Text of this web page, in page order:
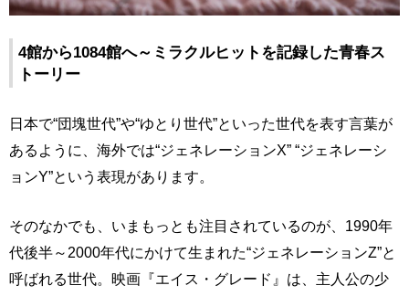
4館から1084館へ～ミラクルヒットを記録した青春ス
トーリー
日本で“団塊世代”や“ゆとり世代”といった世代を表す言葉が
あるように、海外では“ジェネレーションX” “ジェネレーシ
ョンY”という表現があります。
そのなかでも、いまもっとも注目されているのが、1990年
代後半～2000年代にかけて生まれた“ジェネレーションZ”と
呼ばれる世代。映画『エイス・グレード』は、主人公の少